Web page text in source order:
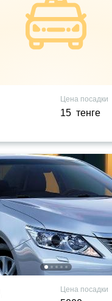
Цена посадки
15 тенге
Цена посадки